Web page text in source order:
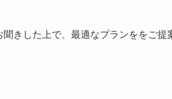
きした上で、最適なプランををご提